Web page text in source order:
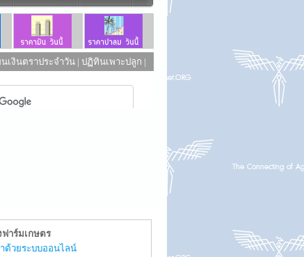
เงินตราประจำวัน | ปฏิทินเพาะปลูก |
ฟาร์มเกษตร
ด้วยระบบออนไลน์